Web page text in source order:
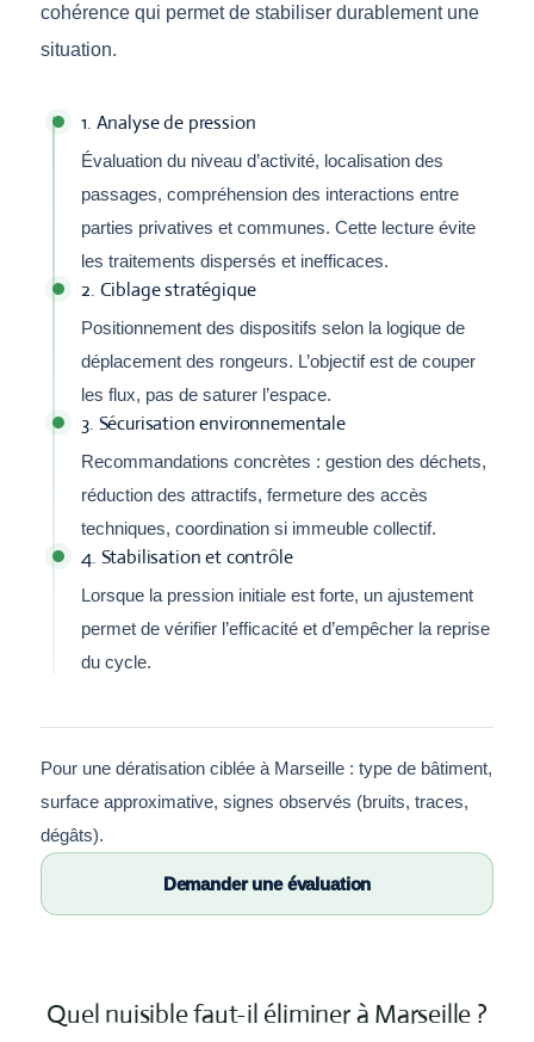
cohérence qui permet de stabiliser durablement une
situation.
1. Analyse de pression
Évaluation du niveau d’activité, localisation des
passages, compréhension des interactions entre
parties privatives et communes. Cette lecture évite
les traitements dispersés et inefficaces.
2. Ciblage stratégique
Positionnement des dispositifs selon la logique de
déplacement des rongeurs. L’objectif est de couper
les flux, pas de saturer l’espace.
3. Sécurisation environnementale
Recommandations concrètes : gestion des déchets,
réduction des attractifs, fermeture des accès
techniques, coordination si immeuble collectif.
4. Stabilisation et contrôle
Lorsque la pression initiale est forte, un ajustement
permet de vérifier l’efficacité et d’empêcher la reprise
du cycle.
Pour une dératisation ciblée à Marseille : type de bâtiment,
surface approximative, signes observés (bruits, traces,
dégâts).
Demander une évaluation
Quel nuisible faut-il éliminer à Marseille ?